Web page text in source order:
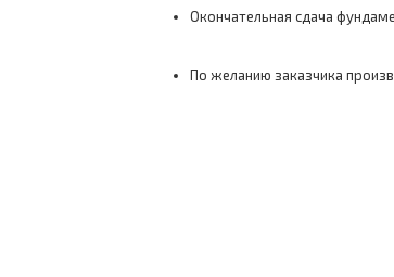
Окончательная сдача
По желанию заказчика